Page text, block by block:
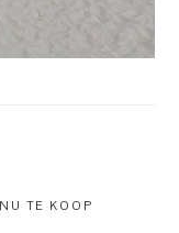
TE KOOP